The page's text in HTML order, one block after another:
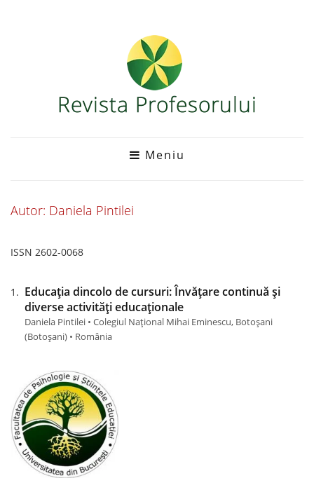
Meniu
Autor: Daniela Pintilei
ISSN 2602-0068
Educația dincolo de cursuri: Învățare continuă și
diverse activități educaționale
Daniela Pintilei • Colegiul Național Mihai Eminescu, Botoșani
(Botoşani) • România